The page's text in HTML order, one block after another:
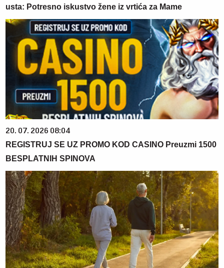
usta: Potresno iskustvo žene iz vrtića za Mame
20. 07. 2026 08:04
REGISTRUJ SE UZ PROMO KOD CASINO Preuzmi 1500
BESPLATNIH SPINOVA